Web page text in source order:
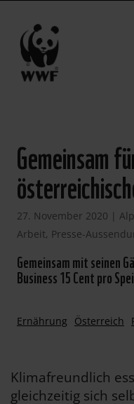
Gemeinsam
27. November 2020 |
Arbeit, Presse-
Gemeinsam mit seinen
Business 15 Cent pro
Ernährung Österreich
Klimafreundlich
gleichzeitig sich